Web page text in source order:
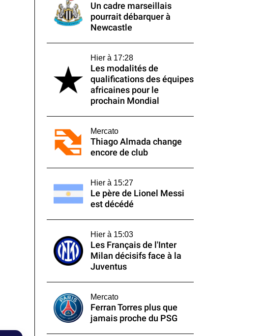
Un cadre marseillais
pourrait débarquer à
Newcastle
Hier à 17:28
Les modalités de
qualifications des équipes
africaines pour le
prochain Mondial
Mercato
Thiago Almada change
encore de club
Hier à 15:27
Le père de Lionel Messi
est décédé
Hier à 15:03
Les Français de l'Inter
Milan décisifs face à la
Juventus
Mercato
Ferran Torres plus que
jamais proche du PSG